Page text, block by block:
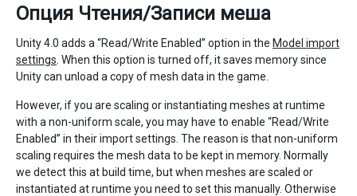
Опция Чтения/Записи меша
Unity 4.0 adds a “Read/Write Enabled” option in the Model import
settings . When this option is turned off, it saves memory since
Unity can unload a copy of mesh data in the game.
However, if you are scaling or instantiating meshes at runtime
with a non-uniform scale, you may have to enable “Read/Write
Enabled” in their import settings. The reason is that non-uniform
scaling requires the mesh data to be kept in memory. Normally
we detect this at build time, but when meshes are scaled or
instantiated at runtime you need to set this manually. Otherwise